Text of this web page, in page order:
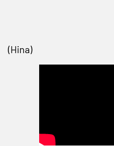
(Hina)